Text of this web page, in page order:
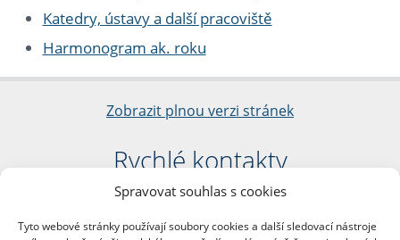
Spravovat souhlas s cookies
Tyto webové stránky používají soubory cookies a další sledovací nástroje
Katedry, ústavy a další pracoviště
Harmonogram ak. roku
Zobrazit plnou verzi stránek
Rychlé kontakty
Filozofická fakulta
nám. Jana Palacha 1/2